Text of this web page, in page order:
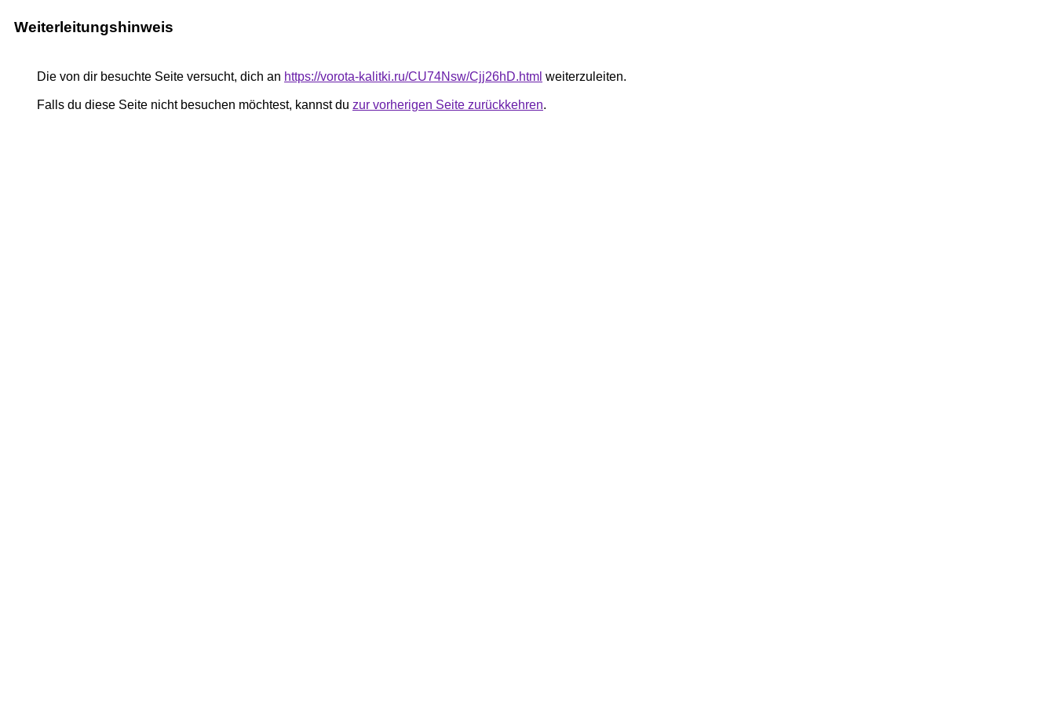
Weiterleitungshinweis
Die von dir besuchte Seite versucht, dich an https://vorota-kalitki.ru/CU74Nsw/Cjj26hD.html weiterzuleiten.
Falls du diese Seite nicht besuchen möchtest, kannst du zur vorherigen Seite zurückkehren.